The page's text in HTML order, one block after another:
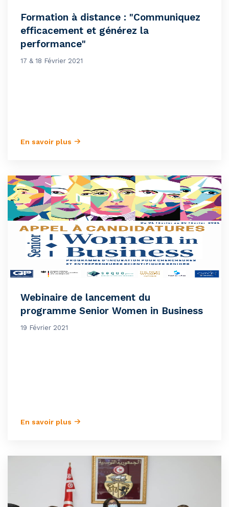
Formation à distance : "Communiquez
efficacement et générez la
performance"
17 & 18 Février 2021
En savoir plus
Webinaire de lancement du
programme Senior Women in Business
19 Février 2021
En savoir plus